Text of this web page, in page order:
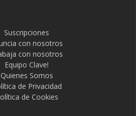
Suscripciones
con nosotros
con nosotros
Equipo Clave!
Quienes Somos
de Privacidad
de Cookies